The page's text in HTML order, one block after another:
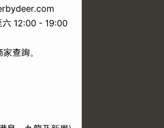
12:00 - 19:00
查詢。